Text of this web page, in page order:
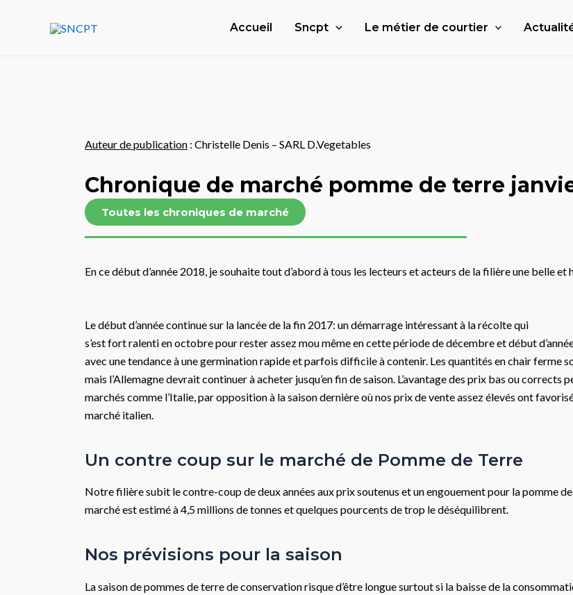
Accueil Sncpt Le métier de courtier
Auteur de publication : Christelle Denis – SARL D.Vegetables
Chronique de marché pomme de terre
Toutes les chroniques de marché
En ce début d’année 2018, je souhaite tout d’abord à tous les lecteurs et acteurs de la filière une belle
Le début d’année continue sur la lancée de la fin 2017: un démarrage intéressant à la récolte qui
s’est fort ralenti en octobre pour rester assez mou même en cette période de décembre et début
avec une tendance à une germination rapide et parfois difficile à contenir. Les quantités en chair ferme
mais l’Allemagne devrait continuer à acheter jusqu’en fin de saison. L’avantage des prix bas ou
marchés comme l’Italie, par opposition à la saison dernière où nos prix de vente assez élevés ont
marché italien.
Un contre coup sur le marché de Pomme de Terre
Notre filière subit le contre-coup de deux années aux prix soutenus et un engouement pour la pomme
marché est estimé à 4,5 millions de tonnes et quelques pourcents de trop le déséquilibrent.
Nos prévisions pour la saison
La saison de pommes de terre de conservation risque d’être longue surtout si la baisse de la
des